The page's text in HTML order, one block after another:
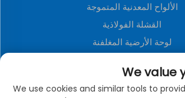
الألواح المعدنية المتموجة
القشلة الفولاذية
لوحة الأرضية المغلفنة
لوحة زخرفية معدنية
منزل حاوية قابلة للطي
We value
We use cookies and similar tools to